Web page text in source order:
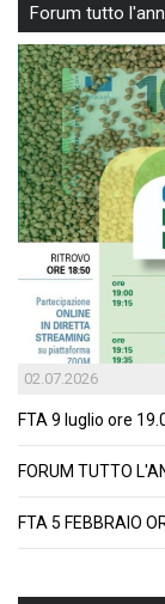
Forum tutto
02.07.2026
FTA 9 luglio ore
FORUM TUTTO
FTA 5 FEBBRAIO